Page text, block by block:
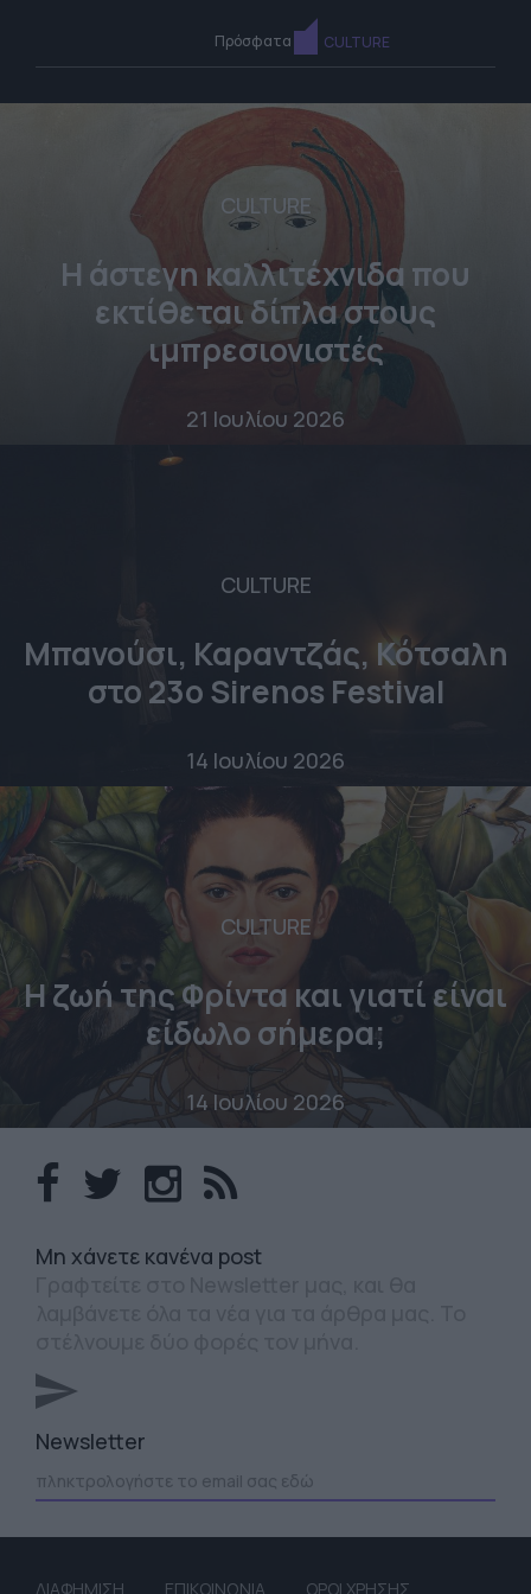
Πρόσφατα CULTURE
CULTURE
Η άστεγη καλλιτέχνιδα που
εκτίθεται δίπλα στους
ιμπρεσιονιστές
21 Ιουλίου 2026
CULTURE
Μπανούσι, Καραντζάς, Κότσαλη
στο 23o Sirenos Festival
14 Ιουλίου 2026
CULTURE
Η ζωή της Φρίντα και γιατί είναι
είδωλο σήμερα;
14 Ιουλίου 2026
Mη χάνετε κανένα post
Newsletter
ΔΙΑΦΗΜΙΣΗ ΕΠΙΚΟΙΝΩΝΙΑ ΟΡΟΙ ΧΡΗΣΗΣ